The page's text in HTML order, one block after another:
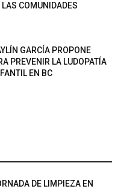
LAS COMUNIDADES
GARCÍA PROPONE
PREVENIR LA LUDOPATÍA
EN BC
DE LIMPIEZA EN